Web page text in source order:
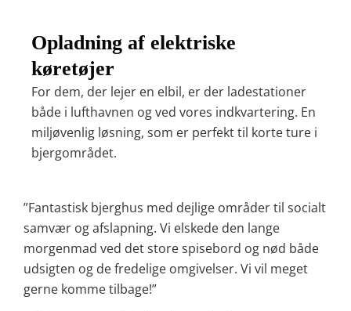
Opladning af elektriske
køretøjer
For dem, der lejer en elbil, er der ladestationer
både i lufthavnen og ved vores indkvartering. En
miljøvenlig løsning, som er perfekt til korte ture i
bjergområdet.
”Fantastisk bjerghus med dejlige områder til socialt
samvær og afslapning. Vi elskede den lange
morgenmad ved det store spisebord og nød både
udsigten og de fredelige omgivelser. Vi vil meget
gerne komme tilbage!”